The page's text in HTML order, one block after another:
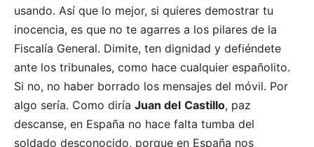
usando. Así que lo mejor, si quieres demostrar tu
inocencia, es que no te agarres a los pilares de la
Fiscalía General. Dimite, ten dignidad y defiéndete
ante los tribunales, como hace cualquier españolito.
Si no, no haber borrado los mensajes del móvil. Por
algo sería. Como diría Juan del Castillo, paz
descanse, en España no hace falta tumba del
soldado desconocido, porque en España nos